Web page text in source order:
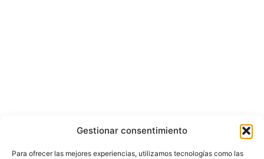
Gestionar consentimiento
Para ofrecer las mejores experiencias, utilizamos tecnologías como las